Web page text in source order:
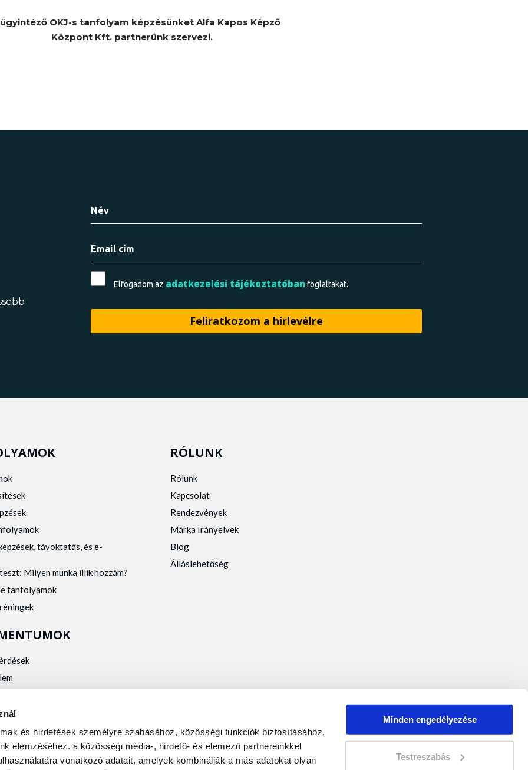
és hirdetések személyre szabásához, közösségi funkciók biztosításához,
elemzéséhez. a közösségi média-, hirdető- és elemező partnereinkkel
vonatkozó adatait, amelyek kombinálják a más adatokat olyan
Minden engedélyezése
Testreszabás
OKJ-s tanfolyam képzésünket Alfa Kapos Képző
Központ Kft. partnerünk szervezi.
Elfogadom az adatkezelési tájékoztatóban foglaltakat.
távoktatás, és e-
Milyen munka illik hozzám?
tanfolyamok
RÓLUNK
Rólunk
Kapcsolat
Rendezvények
Márka Irányelvek
Blog
Álláslehetőség